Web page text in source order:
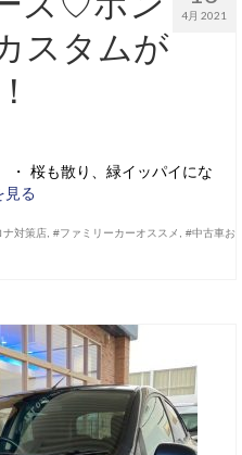
4月 2021
スタムが
・ 桜も散り、緑イッパイにな
見る
ナ対策店 #ファミリーカーオススメ
#中古車お